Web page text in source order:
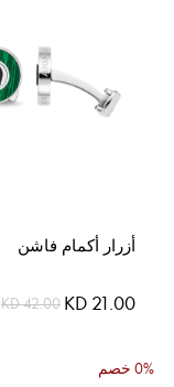
أزرار أكمام فاشن
السعر
الخاص
KD 21.00
KD 42.00
0% خصم